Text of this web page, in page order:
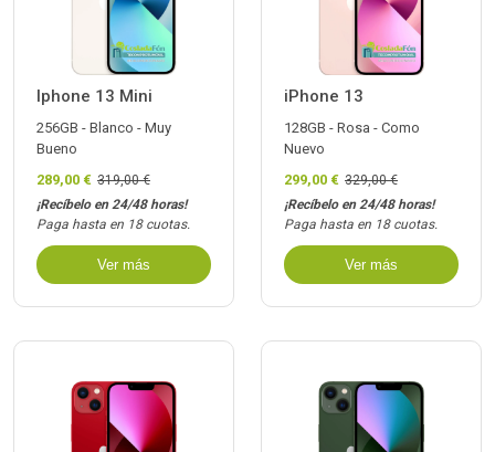
Iphone 13 Mini
256GB - Blanco - Muy
Bueno
289,00 € 319,00 €
¡Recíbelo en 24/48 horas!
Paga hasta en 18 cuotas.
Ver más
iPhone 13
128GB - Rosa - Como
Nuevo
299,00 € 329,00 €
¡Recíbelo en 24/48 horas!
Paga hasta en 18 cuotas.
Ver más